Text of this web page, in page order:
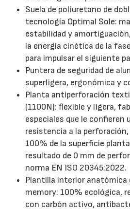
Suela de poliuretano de
tecnología Optimal Sole:
estabilidad y
la energía cinética de la
para impulsar el siguiente
Puntera de seguridad de
superligera, ergonómica y
Planta antiperforación
(1100N): flexible y ligera,
especiales que le confieren
resistencia a la perforación,
100% de la superficie
resultado de 0 mm de
norma EN ISO 20345:2022.
Plantilla interior anatómica
memory: 100% ecológica,
con carbón activo,